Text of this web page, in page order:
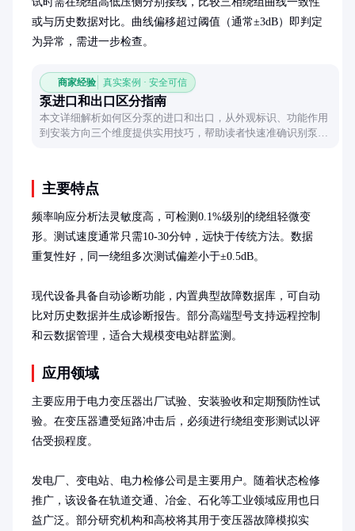
或与历史数据对比。曲线偏移超过阈值（通常±3dB）即判定
为异常，需进一步检查。
商家经验 真实案例 · 安全可信
泵进口和出口区分指南
本文详细解析如何区分泵的进口和出口，从外观标识、功能作用
到安装方向三个维度提供实用技巧，帮助读者快速准确识别泵体
主要特点
频率响应分析法灵敏度高，可检测0.1%级别的绕组轻微变
形。测试速度通常只需10-30分钟，远快于传统方法。数据
重复性好，同一绕组多次测试偏差小于±0.5dB。
现代设备具备自动诊断功能，内置典型故障数据库，可自动
比对历史数据并生成诊断报告。部分高端型号支持远程控制
和云数据管理，适合大规模变电站群监测。
应用领域
主要应用于电力变压器出厂试验、安装验收和定期预防性试
验。在变压器遭受短路冲击后，必须进行绕组变形测试以评
估受损程度。
发电厂、变电站、电力检修公司是主要用户。随着状态检修
推广，该设备在轨道交通、冶金、石化等工业领域应用也日
益广泛。部分研究机构和高校将其用于变压器故障模拟实